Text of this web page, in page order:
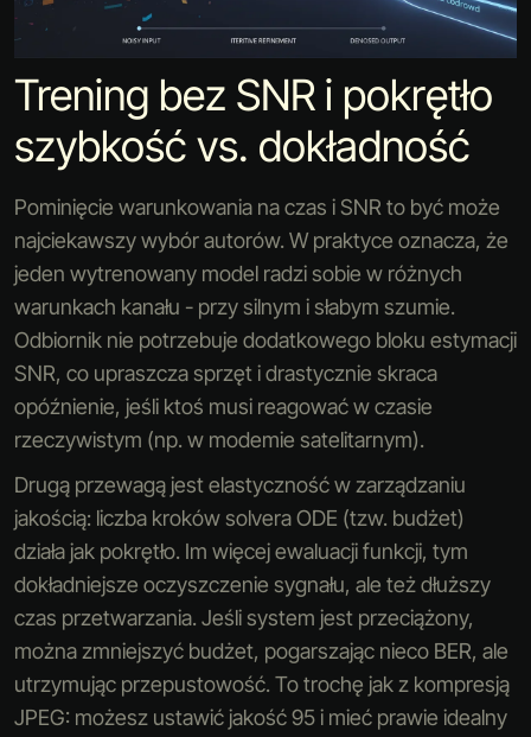
Trening bez SNR i pokrętło
szybkość vs. dokładność
Pominięcie warunkowania na czas i SNR to być może
najciekawszy wybór autorów. W praktyce oznacza, że
jeden wytrenowany model radzi sobie w różnych
warunkach kanału - przy silnym i słabym szumie.
Odbiornik nie potrzebuje dodatkowego bloku estymacji
SNR, co upraszcza sprzęt i drastycznie skraca
opóźnienie, jeśli ktoś musi reagować w czasie
rzeczywistym (np. w modemie satelitarnym).
Drugą przewagą jest elastyczność w zarządzaniu
jakością: liczba kroków solvera ODE (tzw. budżet)
działa jak pokrętło. Im więcej ewaluacji funkcji, tym
dokładniejsze oczyszczenie sygnału, ale też dłuższy
czas przetwarzania. Jeśli system jest przeciążony,
można zmniejszyć budżet, pogarszając nieco BER, ale
utrzymując przepustowość. To trochę jak z kompresją
JPEG: możesz ustawić jakość 95 i mieć prawie idealny